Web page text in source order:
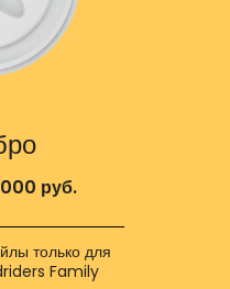
руб.
только для
Family